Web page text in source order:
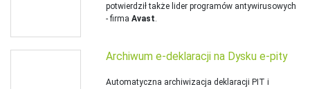
potwierdził także lider programów antywirusowych
- firma Avast.
Archiwum e‑deklaracji na Dysku e‑pity
Automatyczna archiwizacja deklaracji PIT i